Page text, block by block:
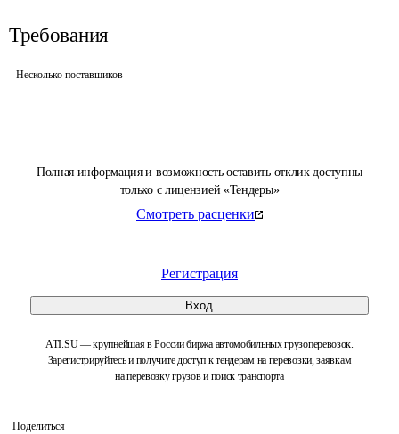
Полная информация и возможность оставить отклик доступны
только с лицензией «Тендеры»
Смотреть расценки
Регистрация
Вход
ATI.SU — крупнейшая в России биржа автомобильных грузоперевозок.
Зарегистрируйтесь и получите доступ к тендерам на перевозки, заявкам
на перевозку грузов и поиск транспорта
Поделиться
Требования
Несколько поставщиков